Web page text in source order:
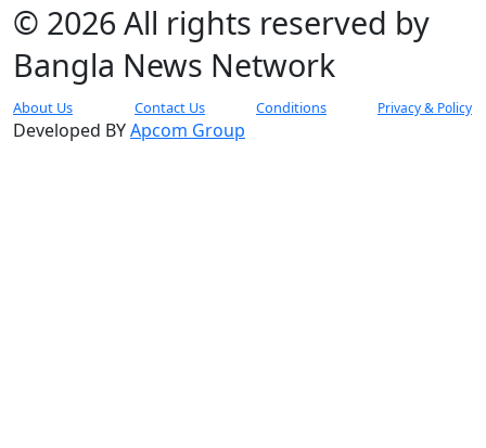
© 2026 All rights reserved by
Bangla News Network
About Us Contact Us Conditions Privacy & Policy
Developed BYApcom Group